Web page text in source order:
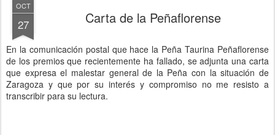
OCT
27 Carta de la Peñaflorense
En la comunicación postal que hace la Peña Taurina Peñaflorense
de los premios que recientemente ha fallado, se adjunta una carta
que expresa el malestar general de la Peña con la situación de
Zaragoza y que por su interés y compromiso no me resisto a
transcribir para su lectura.